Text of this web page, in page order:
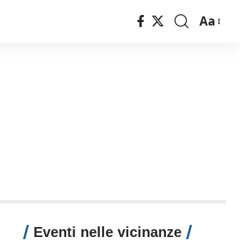
Font
Aa
Eventi nelle vicinanze